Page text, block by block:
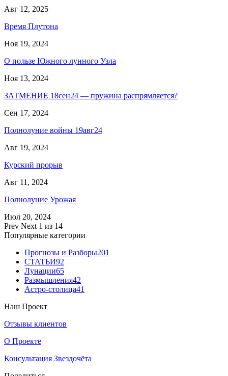
Авг 12, 2025
Время Плутона
Ноя 19, 2024
О пользе Южного лунного Узла
Ноя 13, 2024
ЗАТМЕНИЕ 18сен24 — пружина распрямляется?
Сен 17, 2024
Полнолуние войны 19авг24
Авг 19, 2024
Курский прорыв
Авг 11, 2024
Полнолуние Урожая
Июл 20, 2024
Prev Next 1 из 14
Популярные категории
Прогнозы и Разборы201
СТАТЬИ92
Лунации65
Размышления42
Астро-столица41
Наш Проект
Отзывы клиентов
О Проекте
Консультация Звездочёта